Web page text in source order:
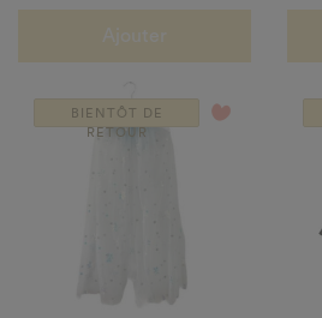
BIENTÔT DE
RETOUR
favorite_border